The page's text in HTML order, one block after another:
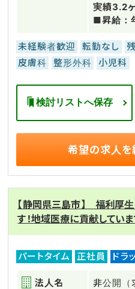
実績3.2ヶ
■昇給：
未経験者歓迎 転勤なし
皮膚科
整形外科 小児科
検討リストへ保存
希望の求人を
【静岡県三島市】 福利厚
す！地域医療に貢献していま
パートタイム 正社員 ドラ
法人名 非公開（